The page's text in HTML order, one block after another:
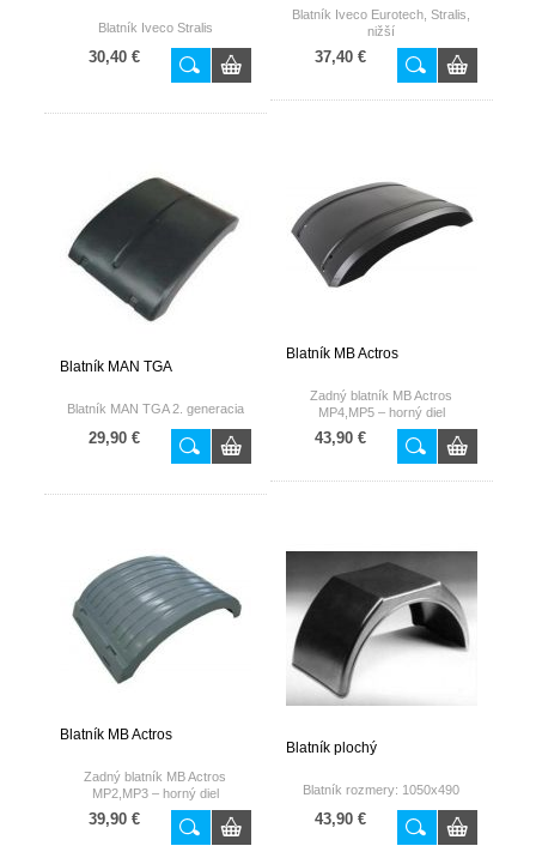
Blatník Iveco Stralis
30,40 €
Blatník Iveco Eurotech, Stralis,
nižší
37,40 €
Blatník MAN TGA
Blatník MAN TGA 2. generacia
29,90 €
Blatník MB Actros
Zadný blatník MB Actros
MP4,MP5 – horný diel
43,90 €
Blatník MB Actros
Zadný blatník MB Actros
MP2,MP3 – horný diel
39,90 €
Blatník plochý
Blatník rozmery: 1050x490
43,90 €